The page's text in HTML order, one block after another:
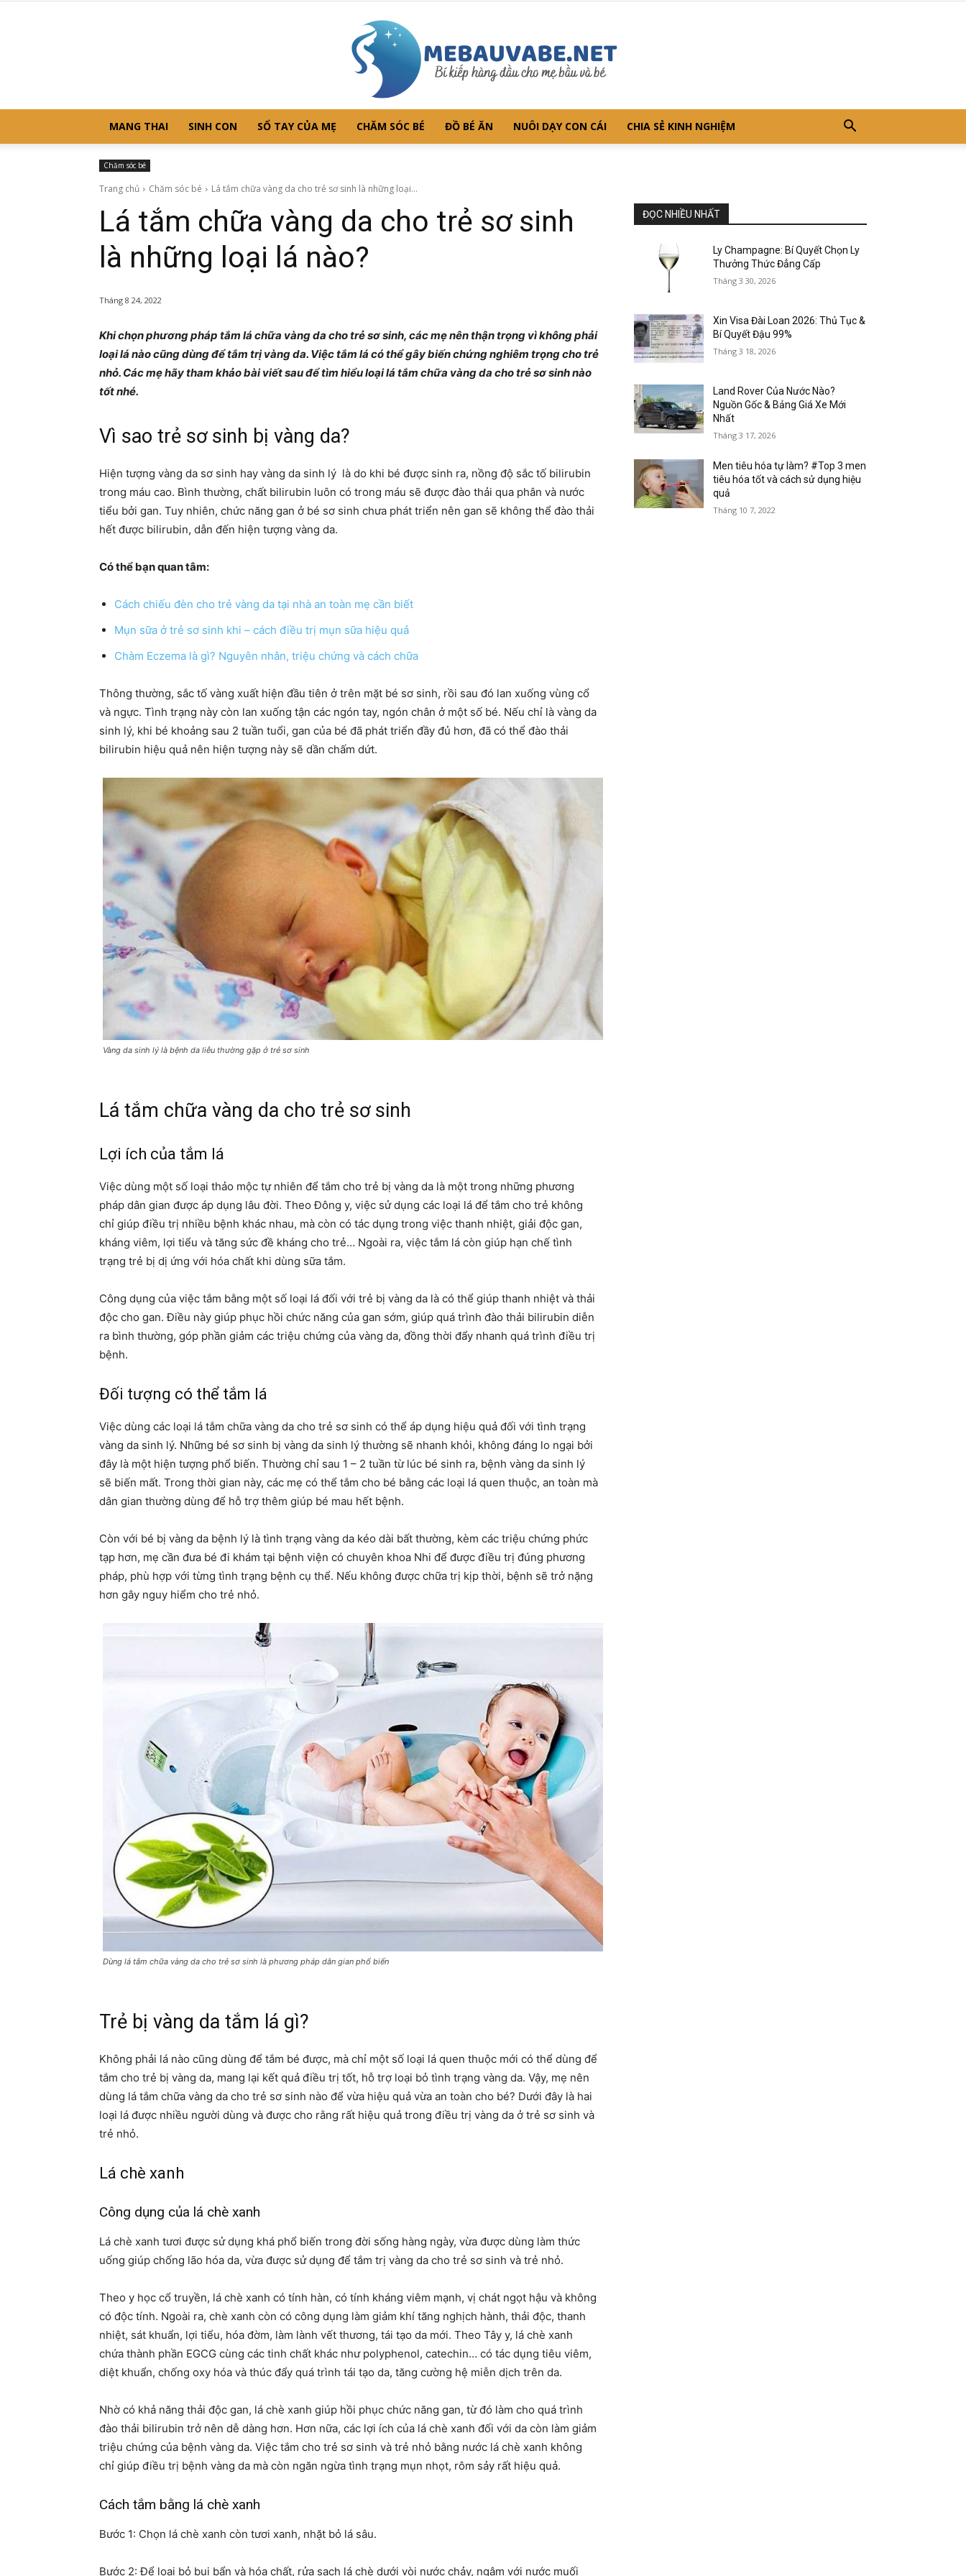
Chia
hàng
đầu
bé
MANG THAI SINH CON SỔ TAY CỦA MẸ CHĂM SÓC BÉ ĐỒ BÉ ĂN NUÔI DẠY CON CÁI CHIA SẺ KINH NGHIỆM
Chăm sóc bé
Trang chủ Chăm sóc bé Lá tắm chữa vàng da cho trẻ sơ sinh là những loại...
Lá tắm chữa vàng da cho trẻ sơ sinh
là những loại lá nào?
Tháng 8 24, 2022
Khi chọn phương pháp tắm lá chữa vàng da cho trẻ sơ sinh, các mẹ nên thận trọng vì không phải
loại lá nào cũng dùng để tắm trị vàng da. Việc tắm lá có thể gây biến chứng nghiêm trọng cho trẻ
nhỏ. Các mẹ hãy tham khảo bài viết sau để tìm hiểu loại lá tắm chữa vàng da cho trẻ sơ sinh nào
tốt nhé.
Vì sao trẻ sơ sinh bị vàng da?
Hiện tượng vàng da sơ sinh hay vàng da sinh lý là do khi bé được sinh ra, nồng độ sắc tố bilirubin
trong máu cao. Bình thường, chất bilirubin luôn có trong máu sẽ được đào thải qua phân và nước
tiểu bởi gan. Tuy nhiên, chức năng gan ở bé sơ sinh chưa phát triển nên gan sẽ không thể đào thải
hết được bilirubin, dẫn đến hiện tượng vàng da.
Có thể bạn quan tâm:
Cách chiếu đèn cho trẻ vàng da tại nhà an toàn mẹ cần biết
Mụn sữa ở trẻ sơ sinh khi – cách điều trị mụn sữa hiệu quả
Chàm Eczema là gì? Nguyên nhân, triệu chứng và cách chữa
Thông thường, sắc tố vàng xuất hiện đầu tiên ở trên mặt bé sơ sinh, rồi sau đó lan xuống vùng cổ
và ngực. Tình trạng này còn lan xuống tận các ngón tay, ngón chân ở một số bé. Nếu chỉ là vàng da
sinh lý, khi bé khoảng sau 2 tuần tuổi, gan của bé đã phát triển đầy đủ hơn, đã có thể đào thải
bilirubin hiệu quả nên hiện tượng này sẽ dần chấm dứt.
Vàng da sinh lý là bệnh da liễu thường gặp ở trẻ sơ sinh
Lá tắm chữa vàng da cho trẻ sơ sinh
Lợi ích của tắm lá
Việc dùng một số loại thảo mộc tự nhiên để tắm cho trẻ bị vàng da là một trong những phương
pháp dân gian được áp dụng lâu đời. Theo Đông y, việc sử dụng các loại lá để tắm cho trẻ không
chỉ giúp điều trị nhiều bệnh khác nhau, mà còn có tác dụng trong việc thanh nhiệt, giải độc gan,
kháng viêm, lợi tiểu và tăng sức đề kháng cho trẻ… Ngoài ra, việc tắm lá còn giúp hạn chế tình
trạng trẻ bị dị ứng với hóa chất khi dùng sữa tắm.
Công dụng của việc tắm bằng một số loại lá đối với trẻ bị vàng da là có thể giúp thanh nhiệt và thải
độc cho gan. Điều này giúp phục hồi chức năng của gan sớm, giúp quá trình đào thải bilirubin diễn
ra bình thường, góp phần giảm các triệu chứng của vàng da, đồng thời đẩy nhanh quá trình điều trị
bệnh.
Đối tượng có thể tắm lá
Việc dùng các loại lá tắm chữa vàng da cho trẻ sơ sinh có thể áp dụng hiệu quả đối với tình trạng
vàng da sinh lý. Những bé sơ sinh bị vàng da sinh lý thường sẽ nhanh khỏi, không đáng lo ngại bởi
đây là một hiện tượng phổ biến. Thường chỉ sau 1 – 2 tuần từ lúc bé sinh ra, bệnh vàng da sinh lý
sẽ biến mất. Trong thời gian này, các mẹ có thể tắm cho bé bằng các loại lá quen thuộc, an toàn mà
dân gian thường dùng để hỗ trợ thêm giúp bé mau hết bệnh.
Còn với bé bị vàng da bệnh lý là tình trạng vàng da kéo dài bất thường, kèm các triệu chứng phức
tạp hơn, mẹ cần đưa bé đi khám tại bệnh viện có chuyên khoa Nhi để được điều trị đúng phương
pháp, phù hợp với từng tình trạng bệnh cụ thể. Nếu không được chữa trị kịp thời, bệnh sẽ trở nặng
hơn gây nguy hiểm cho trẻ nhỏ.
Dùng lá tắm chữa vàng da cho trẻ sơ sinh là phương pháp dân gian phổ biến
Trẻ bị vàng da tắm lá gì?
Không phải lá nào cũng dùng để tắm bé được, mà chỉ một số loại lá quen thuộc mới có thể dùng để
tắm cho trẻ bị vàng da, mang lại kết quả điều trị tốt, hỗ trợ loại bỏ tình trạng vàng da. Vậy, mẹ nên
dùng lá tắm chữa vàng da cho trẻ sơ sinh nào để vừa hiệu quả vừa an toàn cho bé? Dưới đây là hai
loại lá được nhiều người dùng và được cho rằng rất hiệu quả trong điều trị vàng da ở trẻ sơ sinh và
trẻ nhỏ.
Lá chè xanh
Công dụng của lá chè xanh
Lá chè xanh tươi được sử dụng khá phổ biến trong đời sống hàng ngày, vừa được dùng làm thức
uống giúp chống lão hóa da, vừa được sử dụng để tắm trị vàng da cho trẻ sơ sinh và trẻ nhỏ.
Theo y học cổ truyền, lá chè xanh có tính hàn, có tính kháng viêm mạnh, vị chát ngọt hậu và không
có độc tính. Ngoài ra, chè xanh còn có công dụng làm giảm khí tăng nghịch hành, thải độc, thanh
nhiệt, sát khuẩn, lợi tiểu, hóa đờm, làm lành vết thương, tái tạo da mới. Theo Tây y, lá chè xanh
chứa thành phần EGCG cùng các tinh chất khác như polyphenol, catechin… có tác dụng tiêu viêm,
diệt khuẩn, chống oxy hóa và thúc đẩy quá trình tái tạo da, tăng cường hệ miễn dịch trên da.
Nhờ có khả năng thải độc gan, lá chè xanh giúp hồi phục chức năng gan, từ đó làm cho quá trình
đào thải bilirubin trở nên dễ dàng hơn. Hơn nữa, các lợi ích của lá chè xanh đối với da còn làm giảm
triệu chứng của bệnh vàng da. Việc tắm cho trẻ sơ sinh và trẻ nhỏ bằng nước lá chè xanh không
chỉ giúp điều trị bệnh vàng da mà còn ngăn ngừa tình trạng mụn nhọt, rôm sảy rất hiệu quả.
Cách tắm bằng lá chè xanh
Bước 1: Chọn lá chè xanh còn tươi xanh, nhặt bỏ lá sâu.
Bước 2: Để loại bỏ bụi bẩn và hóa chất, rửa sạch lá chè dưới vòi nước chảy, ngâm với nước muối
ĐỌC NHIỀU NHẤT
Ly Champagne: Bí Quyết Chọn Ly
Thưởng Thức Đẳng Cấp
Tháng 3 30, 2026
Xin Visa Đài Loan 2026: Thủ Tục &
Bí Quyết Đậu 99%
Tháng 3 18, 2026
Land Rover Của Nước Nào?
Nguồn Gốc & Bảng Giá Xe Mới
Nhất
Tháng 3 17, 2026
Men tiêu hóa tự làm? #Top 3 men
tiêu hóa tốt và cách sử dụng hiệu
quả
Tháng 10 7, 2022